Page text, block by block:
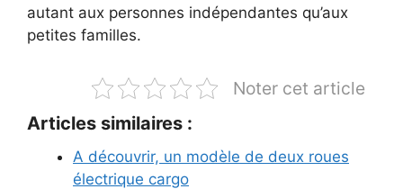
autant aux personnes indépendantes qu’aux
petites familles.
Noter cet article
Articles similaires :
A découvrir, un modèle de deux roues
électrique cargo